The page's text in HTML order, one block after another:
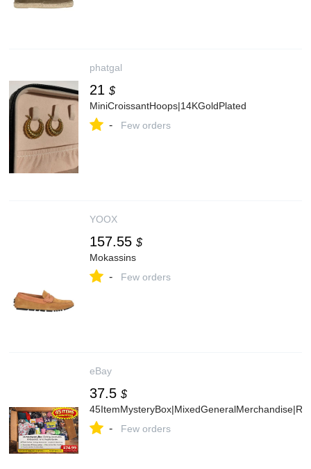
phatgal
21 $
MiniCroissantHoops|14KGoldPlated
- Few orders
YOOX
157.55 $
Mokassins
- Few orders
eBay
37.5 $
- Few orders